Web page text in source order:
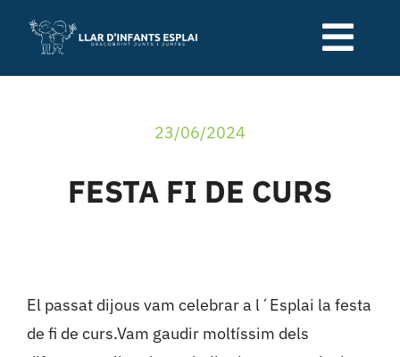
23/06/2024
FESTA FI DE CURS
El passat dijous vam celebrar a l´Esplai la festa
de fi de curs.Vam gaudir moltíssim dels